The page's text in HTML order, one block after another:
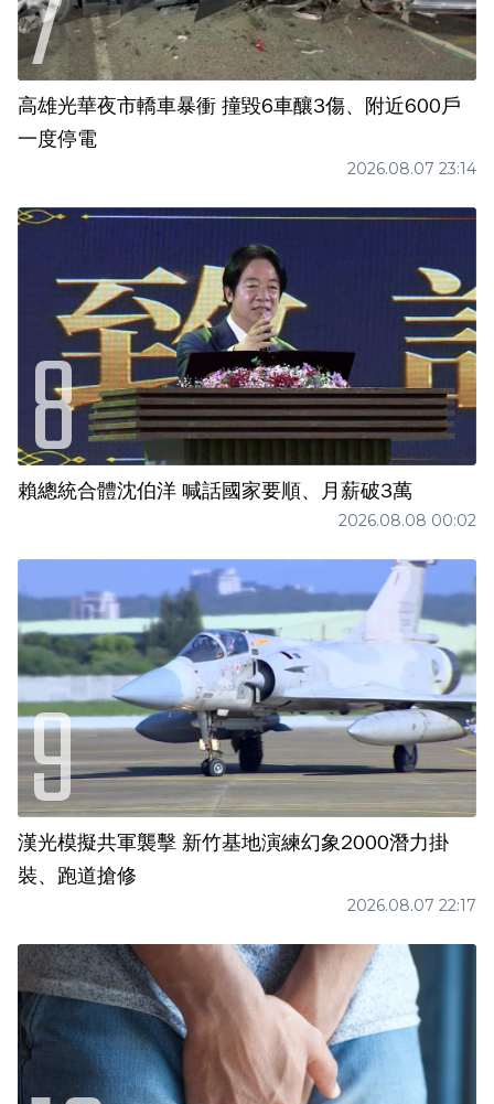
高雄光華夜市轎車暴衝 撞毀6車釀3傷、附近600戶
一度停電
2026.08.07 23:14
賴總統合體沈伯洋 喊話國家要順、月薪破3萬
2026.08.08 00:02
漢光模擬共軍襲擊 新竹基地演練幻象2000潛力掛
裝、跑道搶修
2026.08.07 22:17